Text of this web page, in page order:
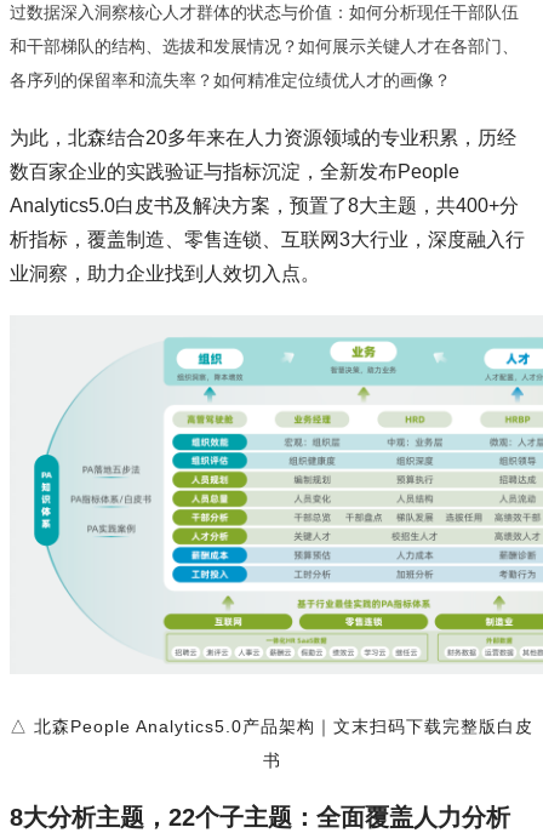
过数据深入洞察核心人才群体的状态与价值：如何分析现任干部队伍
和干部梯队的结构、选拔和发展情况？如何展示关键人才在各部门、
各序列的保留率和流失率？如何精准定位绩优人才的画像？
为此，北森结合20多年来在人力资源领域的专业积累，历经
数百家企业的实践验证与指标沉淀，全新发布People
Analytics5.0白皮书及解决方案，预置了8大主题，共400+分
析指标，覆盖制造、零售连锁、互联网3大行业，深度融入行
业洞察，助力企业找到人效切入点。
△ 北森People Analytics5.0产品架构｜文末扫码下载完整版白皮
书
8大分析主题，22个子主题：全面覆盖人力分析